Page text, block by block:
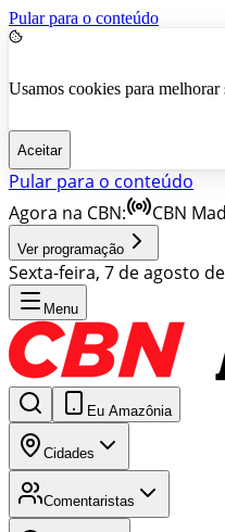
Pular para o conteúdo
Usamos cookies para melhorar
Aceitar
Pular para o conteúdo
Agora na CBN:
CBN
Ver programação
Sexta-feira, 7 de agosto
Menu
Eu Amazônia
Cidades
Comentaristas